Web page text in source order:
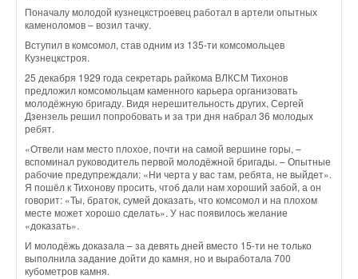
Поначалу молодой кузнецкстроевец работал в артели опытных
каменоломов – возил тачку.
Вступил в комсомол, став одним из 135-ти комсомольцев
Кузнецкстроя.
25 декабря 1929 года секретарь райкома ВЛКСМ Тихонов
предложил комсомольцам каменного карьера организовать
молодёжную бригаду. Видя нерешительность других, Сергей
Дзензель решил попробовать и за три дня набрал 36 молодых
ребят.
«Отвели нам место плохое, почти на самой вершине горы, –
вспоминал руководитель первой молодёжной бригады. – Опытные
рабочие предупреждали: «Ни черта у вас там, ребята, не выйдет».
Я пошёл к Тихонову просить, чтоб дали нам хороший забой, а он
говорит: «Ты, браток, сумей доказать, что комсомол и на плохом
месте может хорошо сделать». У нас появилось желание
«доказать».
И молодёжь доказала – за девять дней вместо 15-ти не только
выполнила задание дойти до камня, но и выработала 700
кубометров камня.